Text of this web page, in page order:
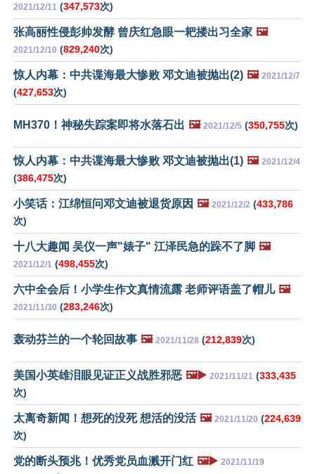
2021/12/11 (347,573次)
张高丽性侵彭帅发酵 曾庆红急眼一耙搂出习全家 🖼️
2021/12/10 (829,240次)
惊人内幕：中共谍海最大惨败 邓文迪被抛出(2) 🖼️ 2021/12/7
(427,653次)
MH370！神秘失踪案即将水落石出 🖼️ 2021/12/5 (350,755次)
惊人内幕：中共谍海最大惨败 邓文迪被抛出(1) 🖼️ 2021/12/4
(386,475次)
小笑话：江绵恒问邓文迪被退货原因 🖼️ 2021/12/2 (433,786
次)
十八大趣闻 吴仪一声"婊子" 江泽民急的跺不了脚 🖼️
2021/12/1 (498,455次)
六中全会后！小学生作文真情流露 老师评语盖了帽儿 🖼️
2021/11/30 (283,246次)
轰动芬兰的一个轮回故事 🖼️ 2021/11/28 (212,839次)
美国小英雄泪眼见证正义战胜邪恶 🖼️▶️ 2021/11/21 (333,435
次)
太离奇新闻！想死的没死 想活的没活 🖼️ 2021/11/20 (224,639
次)
党的断头预兆！优秀党员血溅开门红 🖼️▶️ 2021/11/19